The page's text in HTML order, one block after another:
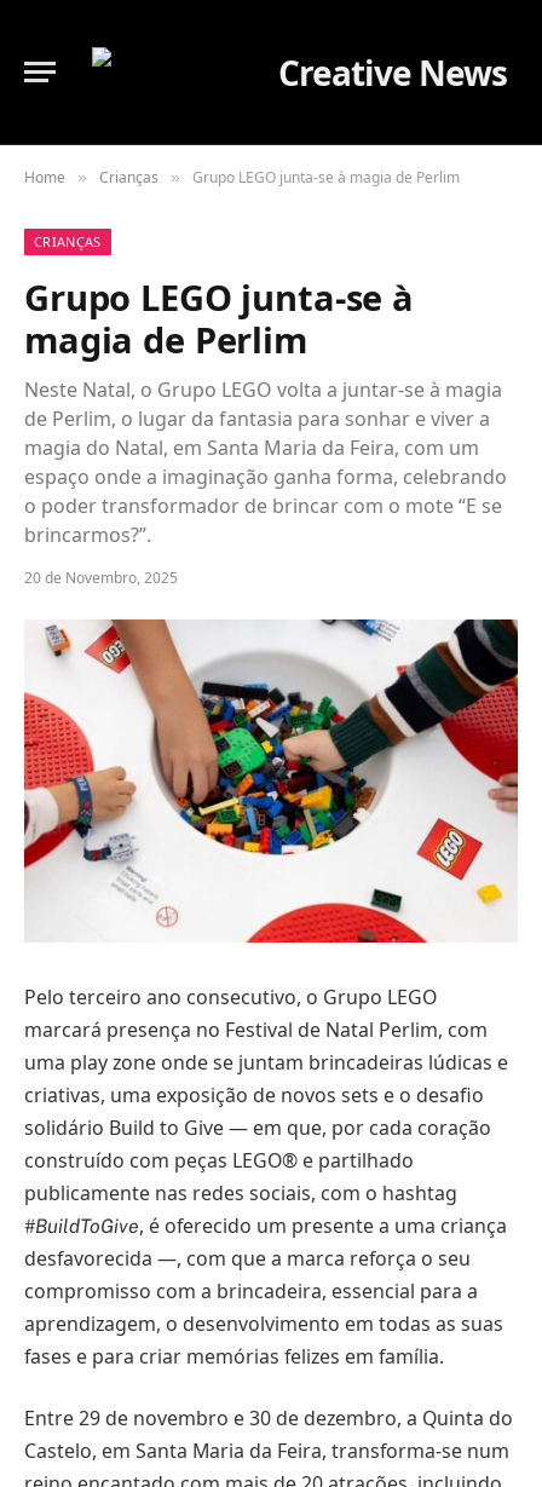
Home » Crianças » Grupo LEGO junta-se à magia de Perlim
CRIANÇAS
Grupo LEGO junta-se à
magia de Perlim
Neste Natal, o Grupo LEGO volta a juntar-se à magia
de Perlim, o lugar da fantasia para sonhar e viver a
magia do Natal, em Santa Maria da Feira, com um
espaço onde a imaginação ganha forma, celebrando
o poder transformador de brincar com o mote “E se
brincarmos?”.
20 de Novembro, 2025
Pelo terceiro ano consecutivo, o Grupo LEGO
marcará presença no Festival de Natal Perlim, com
uma play zone onde se juntam brincadeiras lúdicas e
criativas, uma exposição de novos sets e o desafio
solidário Build to Give — em que, por cada coração
construído com peças LEGO® e partilhado
publicamente nas redes sociais, com o hashtag
#BuildToGive, é oferecido um presente a uma criança
desfavorecida —, com que a marca reforça o seu
compromisso com a brincadeira, essencial para a
aprendizagem, o desenvolvimento em todas as suas
fases e para criar memórias felizes em família.
Entre 29 de novembro e 30 de dezembro, a Quinta do
Castelo, em Santa Maria da Feira, transforma-se num